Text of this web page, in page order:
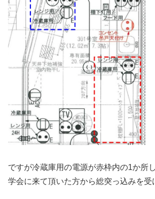
ですが冷蔵庫用の電源が赤枠内の1か所
学会に来て頂いた方から総突っ込みを受